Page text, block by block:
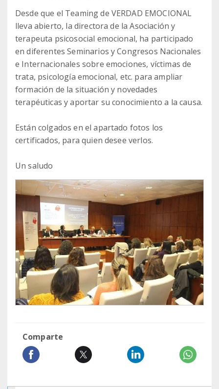
Desde que el Teaming de VERDAD EMOCIONAL
lleva abierto, la directora de la Asociación y
terapeuta psicosocial emocional, ha participado
en diferentes Seminarios y Congresos Nacionales
e Internacionales sobre emociones, víctimas de
trata, psicología emocional, etc. para ampliar
formación de la situación y novedades
terapéuticas y aportar su conocimiento a la causa.
Están colgados en el apartado fotos los
certificados, para quien desee verlos.
Un saludo
Comparte